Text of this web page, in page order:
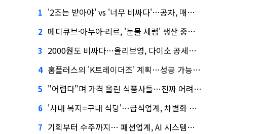
1 '2조는 받아야' vs '너무 비싸다'…공차, 매각 성공할까
2 메디큐브·아누아·리르, '눈물 세럼' 생산 중단한다
3 2000원도 비싸다…올리브영, 다이소 공세에 '가성비'로 맞불
4 홈플러스의 'K트레이더조' 계획…성공 가능성은 '글쎄'
5 "어렵다"며 가격 올린 식품사들…진짜 어려운 거 맞아?
6 '사내 복지=구내 식당'…급식업계, 차별화 경쟁 본격화
7 기획부터 수주까지… 패션업계, AI 시스템화 박차